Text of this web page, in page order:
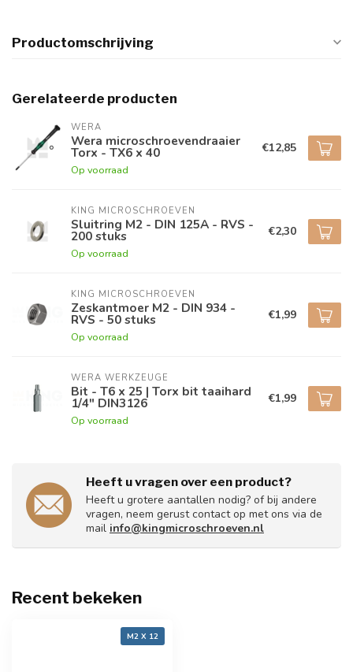
Productomschrijving
Gerelateerde producten
WERA
Wera microschroevendraaier
Torx - TX6 x 40
Op voorraad
€12,85
KING MICROSCHROEVEN
Sluitring M2 - DIN 125A - RVS -
200 stuks
Op voorraad
€2,30
KING MICROSCHROEVEN
Zeskantmoer M2 - DIN 934 -
RVS - 50 stuks
Op voorraad
€1,99
WERA WERKZEUGE
Bit - T6 x 25 | Torx bit taaihard
1/4" DIN3126
Op voorraad
€1,99
Heeft u vragen over een product?
Heeft u grotere aantallen nodig? of bij andere
vragen, neem gerust contact op met ons via de
mail info@kingmicroschroeven.nl
Recent bekeken
M2 X 12